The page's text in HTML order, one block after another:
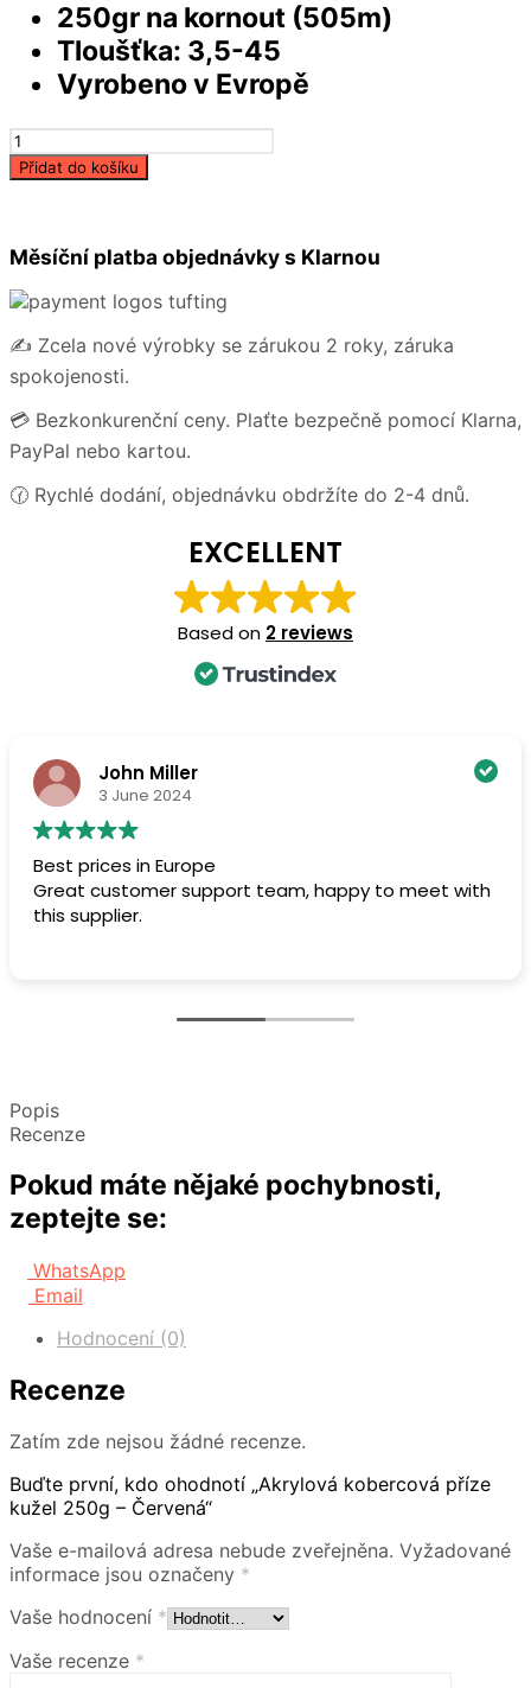
250gr na kornout (505m)
Tloušťka: 3,5-45
Vyrobeno v Evropě
Akrylová
kobercová
příze
-
množství
Přidat do košíku
Měsíční platba objednávky s Klarnou
✍️ Zcela nové výrobky se zárukou 2 roky, záruka
spokojenosti.
💳 Bezkonkurenční ceny. Plaťte bezpečně pomocí Klarna,
PayPal nebo kartou.
🕜 Rychlé dodání, objednávku obdržíte do 2-4 dnů.
EXCELLENT
Based on 2 reviews
John Miller
3 June 2024
Best prices in Europe
Great customer support team, happy to meet with
this supplier.
Popis
Recenze
Pokud máte nějaké pochybnosti,
zeptejte se:
WhatsApp
Email
Hodnocení (0)
Recenze
Zatím zde nejsou žádné recenze.
Buďte první, kdo ohodnotí „Akrylová kobercová příze
kužel 250g – Červená“
Vaše e-mailová adresa nebude zveřejněna. Vyžadované
informace jsou označeny *
Vaše hodnocení *
Vaše recenze *